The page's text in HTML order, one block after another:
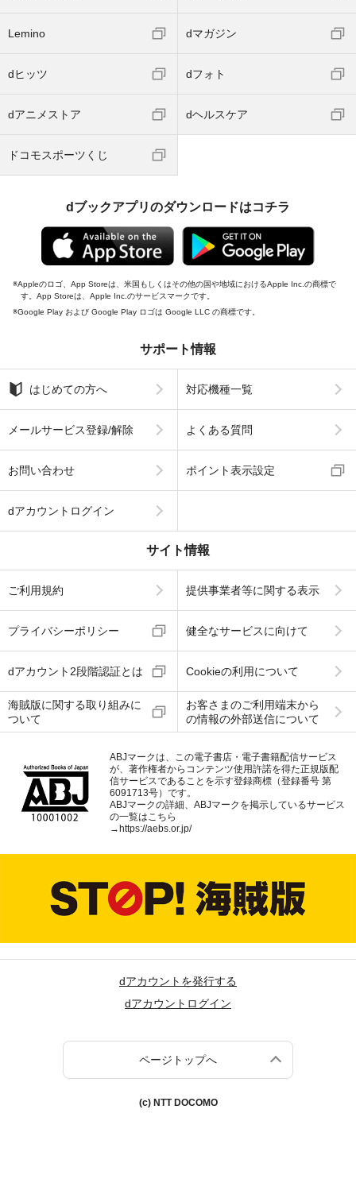
Lemino dマガジン
dヒッツ dフォト
dアニメストア dヘルスケア
ドコモスポーツくじ
dブックアプリのダウンロードはコチラ
Appleのロゴ、App Storeは、米国もしくはその他の国や地域におけるApple Inc.の商標で
す。App Storeは、Apple Inc.のサービスマークです。
Google Play および Google Play ロゴは Google LLC の商標です。
サポート情報
はじめての方へ 対応機種一覧
メールサービス登録/解除 よくある質問
お問い合わせ ポイント表示設定
dアカウントログイン
サイト情報
ご利用規約 提供事業者等に関する表示
プライバシーポリシー 健全なサービスに向けて
dアカウント2段階認証とは Cookieの利用について
海賊版に関する取り組みに
ついて
お客さまのご利用端末から
の情報の外部送信について
ABJマークは、この電子書店・電子書籍配信サービス
が、著作権者からコンテンツ使用許諾を得た正規版配
信サービスであることを示す登録商標（登録番号 第
6091713号）です。
ABJマークの詳細、ABJマークを掲示しているサービス
の一覧はこちら
→https://aebs.or.jp/
dアカウントを発行する
dアカウントログイン
ページトップへ
(c) NTT DOCOMO